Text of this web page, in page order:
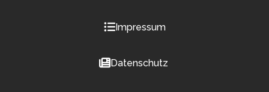
Impressum
Datenschutz